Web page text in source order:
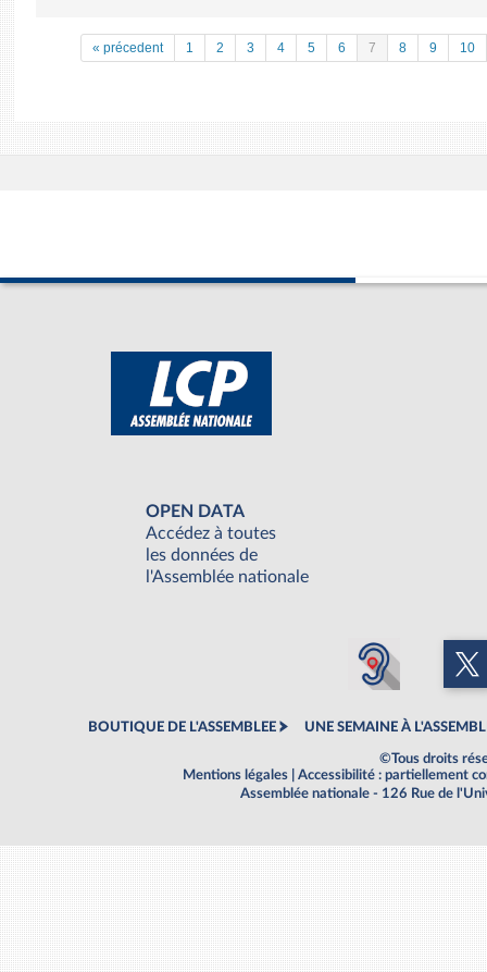
« précedent 1 2 3 4 5 6 7 8 9 10
OPEN DATA
Accédez à toutes
les données de
l'Assemblée nationale
BOUTIQUE DE L'ASSEMBLEE UNE SEMAINE À
©Tous droits
Mentions légales
Accessibilité : partiellement
Assemblée nationale - 126 Rue de